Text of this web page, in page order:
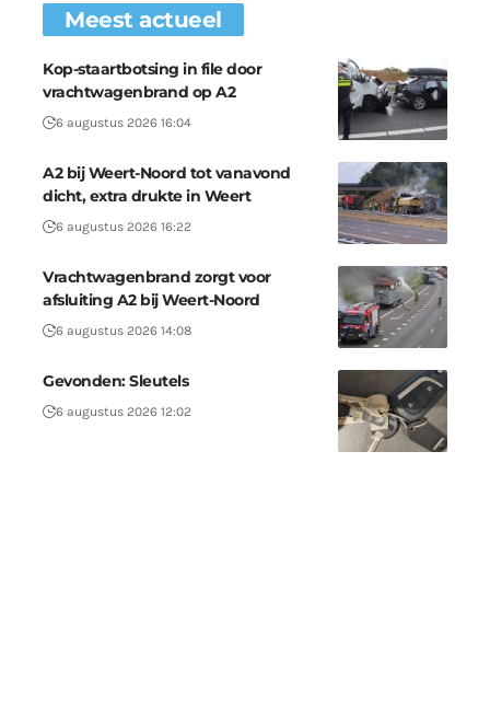
Meest actueel
Kop-staartbotsing in file door
vrachtwagenbrand op A2
6 augustus 2026 16:04
A2 bij Weert-Noord tot vanavond
dicht, extra drukte in Weert
6 augustus 2026 16:22
Vrachtwagenbrand zorgt voor
afsluiting A2 bij Weert-Noord
6 augustus 2026 14:08
Gevonden: Sleutels
6 augustus 2026 12:02